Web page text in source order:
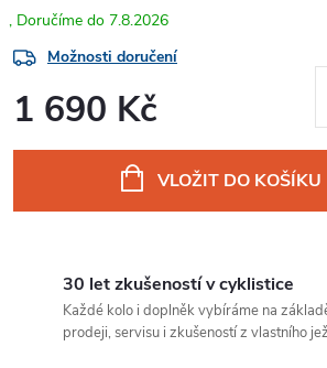
7.8.2026
Možnosti doručení
1 690 Kč
VLOŽIT DO KOŠÍKU
30 let zkušeností v cyklistice
Každé kolo i doplněk vybíráme na
prodeji, servisu i zkušeností z vlastního